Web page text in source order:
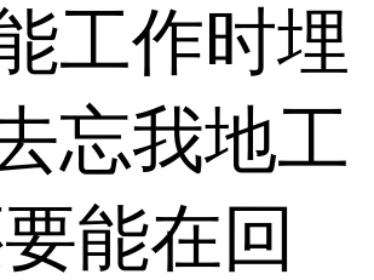
工作时埋
忘我地工
能在回